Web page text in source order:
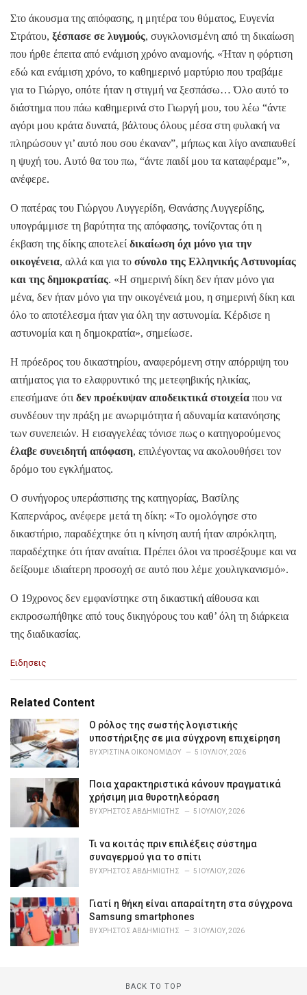
Στο άκουσμα της απόφασης, η μητέρα του θύματος, Ευγενία
Στράτου, ξέσπασε σε λυγμούς, συγκλονισμένη από τη δικαίωση
που ήρθε έπειτα από ενάμιση χρόνο αναμονής. «Ήταν η φόρτιση
εδώ και ενάμιση χρόνο, το καθημερινό μαρτύριο που τραβάμε
για το Γιώργο, οπότε ήταν η στιγμή να ξεσπάσω… Όλο αυτό το
διάστημα που πάω καθημερινά στο Γιωργή μου, του λέω “άντε
αγόρι μου κράτα δυνατά, βάλτους όλους μέσα στη φυλακή να
πληρώσουν γι’ αυτό που σου έκαναν”, μήπως και λίγο αναπαυθεί
η ψυχή του. Αυτό θα του πω, “άντε παιδί μου τα καταφέραμε”»,
ανέφερε.
Ο πατέρας του Γιώργου Λυγγερίδη, Θανάσης Λυγγερίδης,
υπογράμμισε τη βαρύτητα της απόφασης, τονίζοντας ότι η
έκβαση της δίκης αποτελείδικαίωση όχι μόνο για την
οικογένεια, αλλά και για το σύνολο της Ελληνικής Αστυνομίας
και της δημοκρατίας. «Η σημερινή δίκη δεν ήταν μόνο για
μένα, δεν ήταν μόνο για την οικογένειά μου, η σημερινή δίκη και
όλο το αποτέλεσμα ήταν για όλη την αστυνομία. Κέρδισε η
αστυνομία και η δημοκρατία», σημείωσε.
Η πρόεδρος του δικαστηρίου, αναφερόμενη στην απόρριψη του
αιτήματος για το ελαφρυντικό της μετεφηβικής ηλικίας,
επεσήμανε ότιδεν προέκυψαν αποδεικτικά στοιχεία που να
συνδέουν την πράξη με ανωριμότητα ή αδυναμία κατανόησης
των συνεπειών. Η εισαγγελέας τόνισε πως ο κατηγορούμενος
έλαβε συνειδητή απόφαση, επιλέγοντας να ακολουθήσει τον
δρόμο του εγκλήματος.
Ο συνήγορος υπεράσπισης της κατηγορίας, Βασίλης
Καπερνάρος, ανέφερε μετά τη δίκη: «Το ομολόγησε στο
δικαστήριο, παραδέχτηκε ότι η κίνηση αυτή ήταν απρόκλητη,
παραδέχτηκε ότι ήταν αναίτια. Πρέπει όλοι να προσέξουμε και να
δείξουμε ιδιαίτερη προσοχή σε αυτό που λέμε χουλιγκανισμό».
Ο 19χρονος δεν εμφανίστηκε στη δικαστική αίθουσα και
εκπροσωπήθηκε από τους δικηγόρους του καθ’ όλη τη διάρκεια
της διαδικασίας.
C
e
o
r
i
e
Ειδησεις
Related Content
Ο ρόλος της σωστής λογιστικής
υποστήριξης σε μια σύγχρονη επιχείρηση
BYΧΡΙΣΤΊΝΑ ΟΙΚΟΝΟΜΊΔΟΥ 5 ΙΟΥΛΊΟΥ, 2026
Ποια χαρακτηριστικά κάνουν πραγματικά
χρήσιμη μια θυροτηλεόραση
BYΧΡΉΣΤΟΣ ΑΒΔΗΜΙΏΤΗΣ 5 ΙΟΥΛΊΟΥ, 2026
Τι να κοιτάς πριν επιλέξεις σύστημα
συναγερμού για το σπίτι
BYΧΡΉΣΤΟΣ ΑΒΔΗΜΙΏΤΗΣ 5 ΙΟΥΛΊΟΥ, 2026
Γιατί η θήκη είναι απαραίτητη στα σύγχρονα
Samsung smartphones
BYΧΡΉΣΤΟΣ ΑΒΔΗΜΙΏΤΗΣ 3 ΙΟΥΛΊΟΥ, 2026
BACK TO TOP